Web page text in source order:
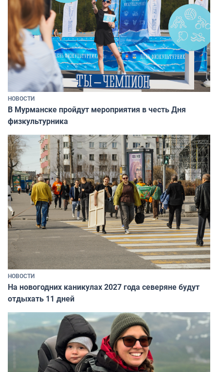
НОВОСТИ
В Мурманске пройдут мероприятия в честь Дня
физкультурника
НОВОСТИ
На новогодних каникулах 2027 года северяне будут
отдыхать 11 дней